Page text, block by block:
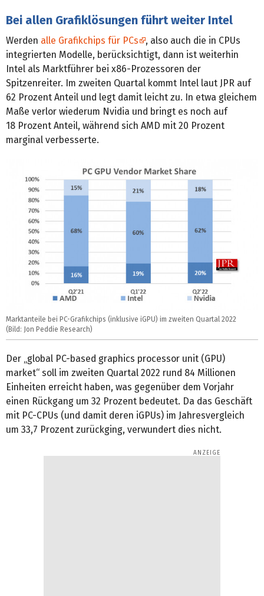
Bei allen Grafiklösungen führt weiter Intel
Werden alle Grafikchips für PCs
, also auch die in CPUs
integrierten Modelle, berücksichtigt, dann ist weiterhin
Intel als Marktführer bei x86-Prozessoren der
Spitzenreiter. Im zweiten Quartal kommt Intel laut JPR auf
62 Prozent Anteil und legt damit leicht zu. In etwa gleichem
Maße verlor wiederum Nvidia und bringt es noch auf
18 Prozent Anteil, während sich AMD mit 20 Prozent
marginal verbesserte.
Marktanteile bei PC-Grafikchips (inklusive iGPU) im zweiten Quartal 2022
(Bild: Jon Peddie Research)
Der „global PC-based graphics processor unit (GPU)
market“ soll im zweiten Quartal 2022 rund 84 Millionen
Einheiten erreicht haben, was gegenüber dem Vorjahr
einen Rückgang um 32 Prozent bedeutet. Da das Geschäft
mit PC-CPUs (und damit deren iGPUs) im Jahresvergleich
um 33,7 Prozent zurückging, verwundert dies nicht.